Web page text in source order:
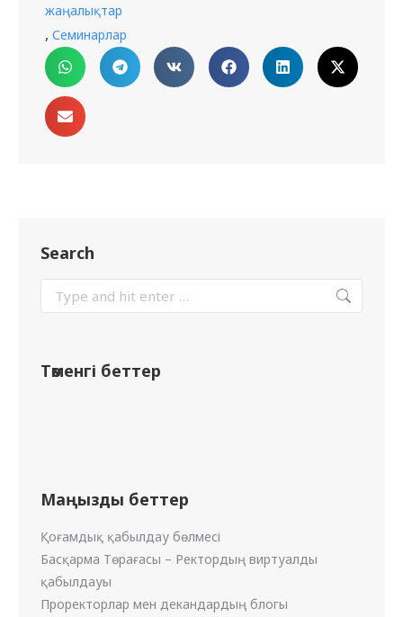
жаңалықтар
, Семинарлар
Search
Төменгі беттер
Маңызды беттер
Қоғамдық қабылдау бөлмесі
Басқарма Төрағасы – Ректордың виртуалды
қабылдауы
Проректорлар мен декандардың блогы